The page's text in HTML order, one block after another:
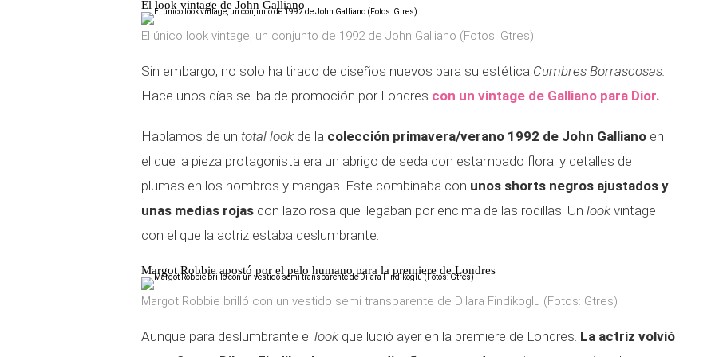
El look vintage de John Galliano
El único look vintage, un conjunto de 1992 de John Galliano (Fotos: Gtres)
Sin embargo, no solo ha tirado de diseños nuevos para su estética Cumbres Borrascosas.
Hace unos días se iba de promoción por Londres con un vintage de Galliano para Dior.
Hablamos de un total look de la colección primavera/verano 1992 de John Galliano en
el que la pieza protagonista era un abrigo de seda con estampado floral y detalles de
plumas en los hombros y mangas. Este combinaba con unos shorts negros ajustados y
unas medias rojas con lazo rosa que llegaban por encima de las rodillas. Un look vintage
con el que la actriz estaba deslumbrante.
Margot Robbie apostó por el pelo humano para la premiere de Londres
Margot Robbie brilló con un vestido semi transparente de Dilara Findikoglu (Fotos: Gtres)
Aunque para deslumbrante el look que lució ayer en la premiere de Londres. La actriz volvió